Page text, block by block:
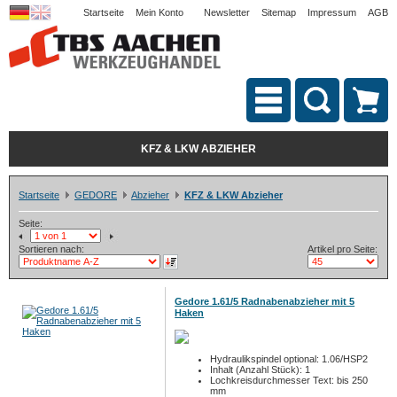
Startseite Mein Konto Newsletter Sitemap Impressum AGB
KFZ & LKW ABZIEHER
Startseite GEDORE Abzieher KFZ & LKW Abzieher
Seite:
Sortieren nach: Artikel pro Seite:
Gedore 1.61/5 Radnabenabzieher mit 5
Haken
Hydraulikspindel optional: 1.06/HSP2
Inhalt (Anzahl Stück): 1
Lochkreisdurchmesser Text: bis 250
mm